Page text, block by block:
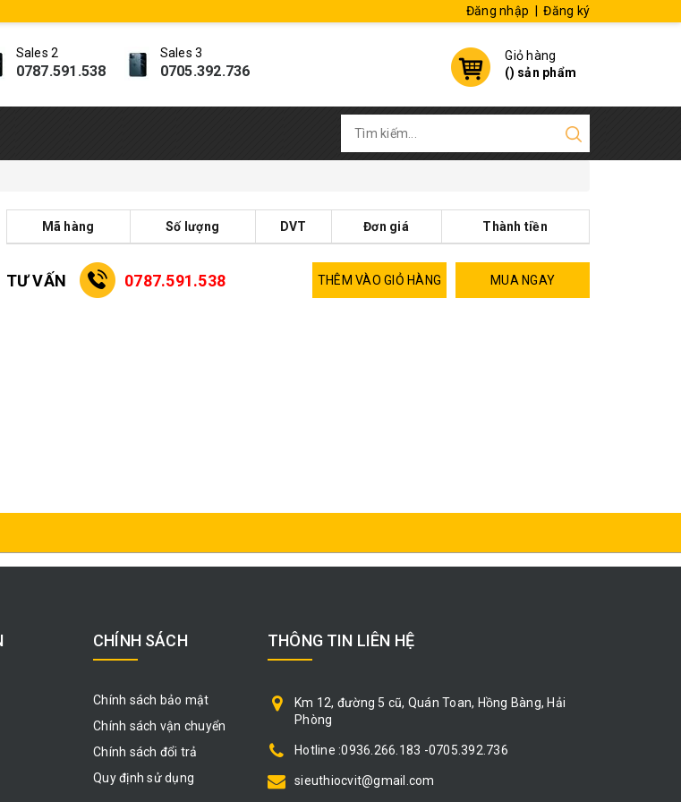
Đăng nhập Đăng ký
Sales 2
0787.591.538
Sales 3
0705.392.736
Giỏ hàng
() sản phẩm
Mã hàng Số lượng DVT Đơn giá Thành tiền
MUA NGAY
THÊM VÀO GIỎ HÀNG
TƯ VẤN 0787.591.538
CHÍNH SÁCH
Chính sách bảo mật
Chính sách vận chuyển
Chính sách đổi trả
Quy định sử dụng
THÔNG TIN LIÊN HỆ
Km 12, đường 5 cũ, Quán Toan, Hồng Bàng, Hải
Phòng
Hotline :0936.266.183 -0705.392.736
sieuthiocvit@gmail.com